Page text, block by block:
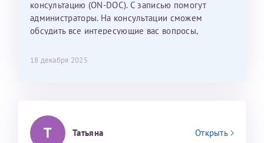
лёгкое и простое. Вообще в данной клинике весь
персонал очень вежливый и чуткий, прям приятно
находиться. Мы собираемся туда ещё за вторым
Рафаильевичу, нашему волшебнику, без каких либо
Репродуктологи
консультацию (ON-DOC). С записью помогут
администраторы. На консультации сможем
обсудить все интересующие вас вопросы,
18 декабря 2025
Т Татьяна Открыть